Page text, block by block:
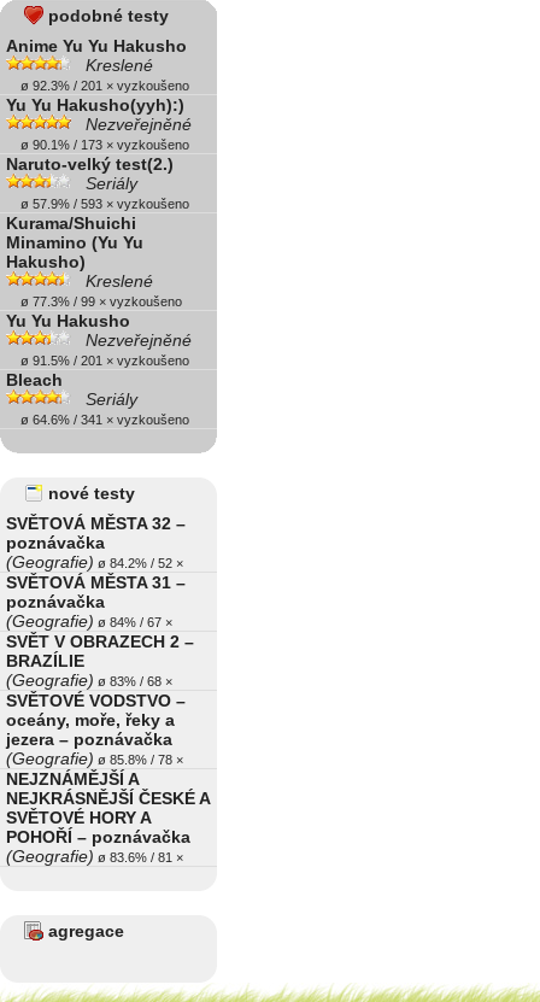
podobné testy
Anime Yu Yu Hakusho
Kreslené
ø 92.3% / 201 × vyzkoušeno
Yu Yu Hakusho(yyh):)
Nezveřejněné
ø 90.1% / 173 × vyzkoušeno
Naruto-velký test(2.)
Seriály
ø 57.9% / 593 × vyzkoušeno
Kurama/Shuichi
Minamino (Yu Yu
Hakusho)
Kreslené
ø 77.3% / 99 × vyzkoušeno
Yu Yu Hakusho
Nezveřejněné
ø 91.5% / 201 × vyzkoušeno
Bleach
Seriály
ø 64.6% / 341 × vyzkoušeno
nové testy
SVĚTOVÁ MĚSTA 32 –
poznávačka
(Geografie) ø 84.2% / 52 ×
SVĚTOVÁ MĚSTA 31 –
poznávačka
(Geografie) ø 84% / 67 ×
SVĚT V OBRAZECH 2 –
BRAZÍLIE
(Geografie) ø 83% / 68 ×
SVĚTOVÉ VODSTVO –
oceány, moře, řeky a
jezera – poznávačka
(Geografie) ø 85.8% / 78 ×
NEJZNÁMĚJŠÍ A
NEJKRÁSNĚJŠÍ ČESKÉ A
SVĚTOVÉ HORY A
POHOŘÍ – poznávačka
(Geografie) ø 83.6% / 81 ×
agregace